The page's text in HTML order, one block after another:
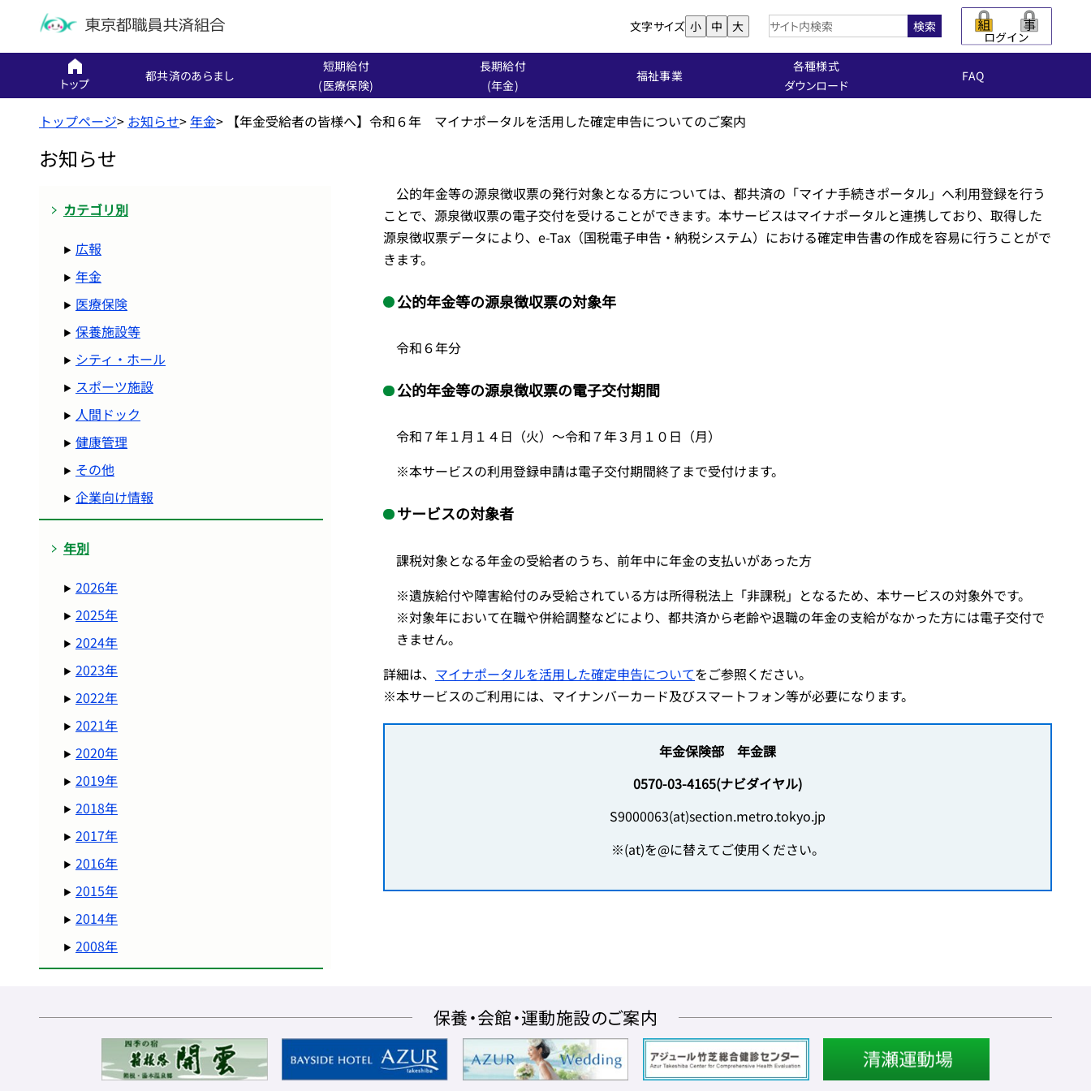
文字サイズ 小 中 大 検索
トップ 都共済のあらまし
短期給付
(医療保険)
長期給付
(年金)
福祉事業
各種様式
ダウンロード
FAQ
トップページ> お知らせ>年金> 【年金受給者の皆様へ】令和６年 マイナポータルを活用した確定申告についてのご案内
お知らせ
カテゴリ別
広報
年金
医療保険
保養施設等
シティ・ホール
スポーツ施設
人間ドック
健康管理
その他
企業向け情報
年別
2026年
2025年
2024年
2023年
2022年
2021年
2020年
2019年
2018年
2017年
2016年
2015年
2014年
2008年
公的年金等の源泉徴収票の発行対象となる方については、都共済の「マイナ手続きポータル」へ利用登録を行う
ことで、源泉徴収票の電子交付を受けることができます。本サービスはマイナポータルと連携しており、取得した
源泉徴収票データにより、e-Tax（国税電子申告・納税システム）における確定申告書の作成を容易に行うことがで
きます。
公的年金等の源泉徴収票の対象年
令和６年分
公的年金等の源泉徴収票の電子交付期間
令和７年１月１４日（火）～令和７年３月１０日（月）
※本サービスの利用登録申請は電子交付期間終了まで受付けます。
サービスの対象者
課税対象となる年金の受給者のうち、前年中に年金の支払いがあった方
※遺族給付や障害給付のみ受給されている方は所得税法上「非課税」となるため、本サービスの対象外です。
※対象年において在職や併給調整などにより、都共済から老齢や退職の年金の支給がなかった方には電子交付で
きません。
詳細は、 マイナポータルを活用した確定申告についてをご参照ください。
※本サービスのご利用には、マイナンバーカード及びスマートフォン等が必要になります。
年金保険部 年金課
0570-03-4165(ナビダイヤル)
S9000063(at)section.metro.tokyo.jp
※(at)を@に替えてご使用ください。
保養・会館・運動施設のご案内